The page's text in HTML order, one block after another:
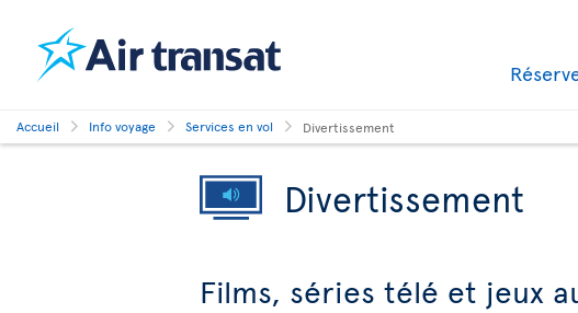
Accueil Info voyage Services en vol Divertissement
Divertissement
Films, séries télé et jeux